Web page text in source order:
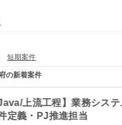
短期案件
の新着案件
Java/上流工程】業務シス
定義・PJ推進担当